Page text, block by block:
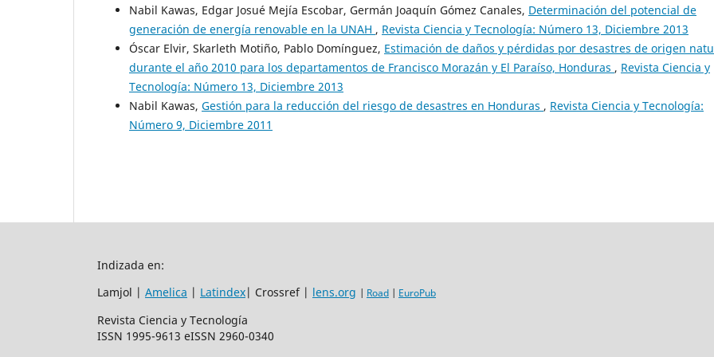
Nabil Kawas, Edgar Josué Mejía Escobar, Germán Joaquín Gómez Canales, Determinación del potencial de
generación de energía renovable en la UNAH , Revista Ciencia y Tecnología: Número 13, Diciembre 2013
Óscar Elvir, Skarleth Motiño, Pablo Domínguez, Estimación de daños y pérdidas por desastres de origen
durante el año 2010 para los departamentos de Francisco Morazán y El Paraíso, Honduras , Revista Ciencia y
Tecnología: Número 13, Diciembre 2013
Nabil Kawas, Gestión para la reducción del riesgo de desastres en Honduras , Revista Ciencia y Tecnología:
Número 9, Diciembre 2011
Indizada en:
Lamjol | Amelica | Latindex| Crossref | lens.org | Road | EuroPub
Revista Ciencia y Tecnología
ISSN 1995-9613 eISSN 2960-0340